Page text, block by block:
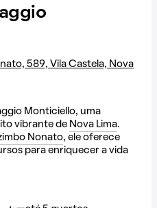
589, Vila Castela, Nova
Monticiello, uma
vibrante de Nova Lima.
Nonato, ele oferece
para enriquecer a vida